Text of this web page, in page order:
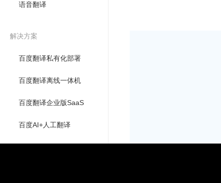
语音翻译
解决方案
百度翻译私有化部署
百度翻译离线一体机
百度翻译企业版SaaS
百度AI+人工翻译